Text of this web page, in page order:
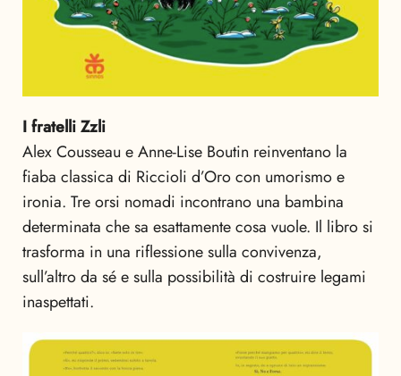
I fratelli Zzli
Alex Cousseau e Anne-Lise Boutin reinventano la
fiaba classica di Riccioli d’Oro con umorismo e
ironia. Tre orsi nomadi incontrano una bambina
determinata che sa esattamente cosa vuole. Il libro si
trasforma in una riflessione sulla convivenza,
sull’altro da sé e sulla possibilità di costruire legami
inaspettati.